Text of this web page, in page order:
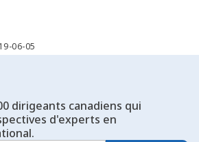
06-05
dirigeants canadiens qui
d'experts en